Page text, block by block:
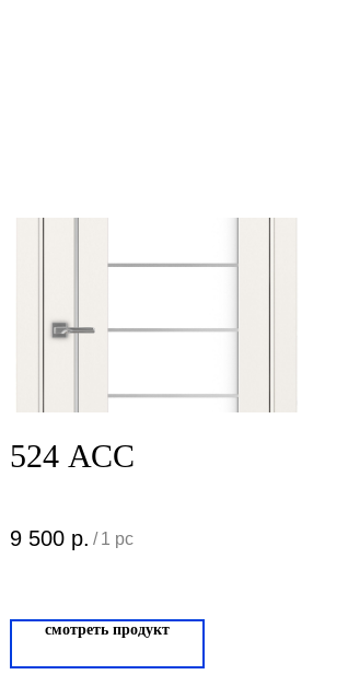
524 АСС
9 500 р. / 1 pc
смотреть продукт